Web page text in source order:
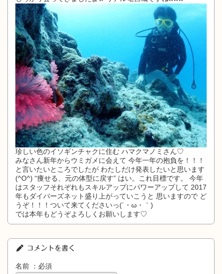
珍しい色のイソギンチャクに住む ハマクマノミさん♡
みなさん新年からウミガメに会えて 今年一年の抱負を！！！
と言いたいところでしたが わたしだけ発表したいと思います
(^O^) “痩せる、元の体型に戻す” はい。これ目標です。 今年
はスタッフそれぞれもスキルアップにパワーアップして 2017
年もダイバーズネット盛り上がっていこうと 思いますので ど
うぞ！！！ついて来てくださいっ(´・ω・｀)
では本年もどうぞよろしくお願いします♡
コメントを書く
名前 ：必須